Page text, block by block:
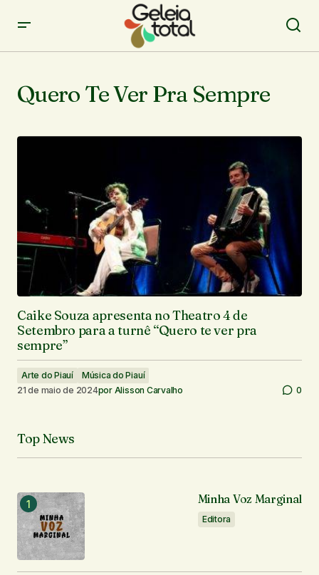
Quero Te Ver Pra Sempre
Caike Souza apresenta no Theatro 4 de
Setembro para a turnê “Quero te ver pra
sempre”
Arte do Piauí
Música do Piauí
21 de maio de 2024por Alisson Carvalho 0
Top News
Minha Voz Marginal
Editora